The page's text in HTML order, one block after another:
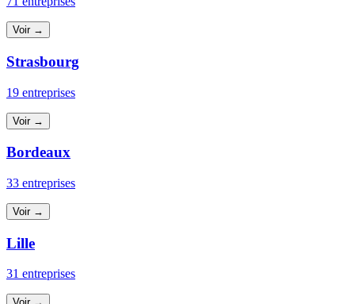
Voir →
Strasbourg
19 entreprises
Voir →
Bordeaux
33 entreprises
Voir →
Lille
31 entreprises